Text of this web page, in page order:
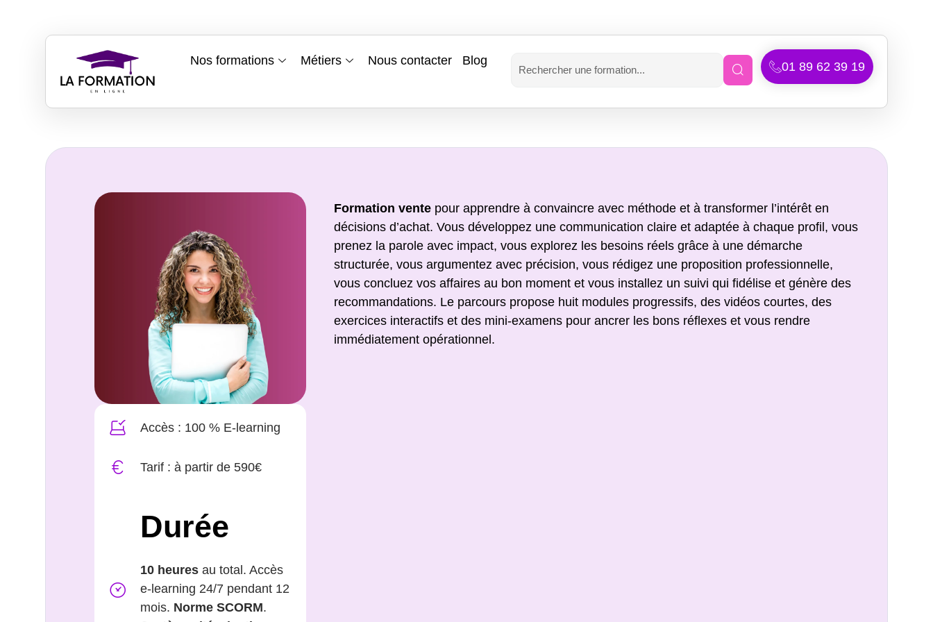
Nos formations Métiers Nous contacter Blog 01 89 62 39 19
Accès : 100 % E-learning
Tarif : à partir de 590€
Durée
10 heures au total. Accès
e-learning 24/7 pendant 12
mois. Norme SCORM.
Formation ventepour apprendre à convaincre avec méthode et à transformer l’intérêt en
décisions d’achat. Vous développez une communication claire et adaptée à chaque profil, vous
prenez la parole avec impact, vous explorez les besoins réels grâce à une démarche
structurée, vous argumentez avec précision, vous rédigez une proposition professionnelle,
vous concluez vos affaires au bon moment et vous installez un suivi qui fidélise et génère des
recommandations. Le parcours propose huit modules progressifs, des vidéos courtes, des
exercices interactifs et des mini-examens pour ancrer les bons réflexes et vous rendre
immédiatement opérationnel.